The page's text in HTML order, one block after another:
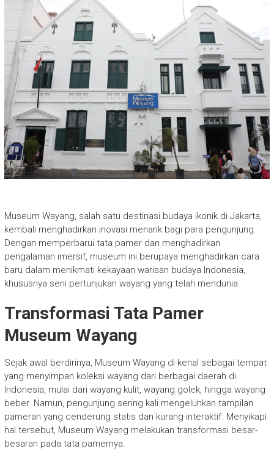
Museum Wayang, salah satu destinasi budaya ikonik di Jakarta,
kembali menghadirkan inovasi menarik bagi para pengunjung.
Dengan memperbarui tata pamer dan menghadirkan
pengalaman imersif, museum ini berupaya menghadirkan cara
baru dalam menikmati kekayaan warisan budaya Indonesia,
khususnya seni pertunjukan wayang yang telah mendunia.
Transformasi Tata Pamer
Museum Wayang
Sejak awal berdirinya, Museum Wayang di kenal sebagai tempat
yang menyimpan koleksi wayang dari berbagai daerah di
Indonesia, mulai dari wayang kulit, wayang golek, hingga wayang
beber. Namun, pengunjung sering kali mengeluhkan tampilan
pameran yang cenderung statis dan kurang interaktif. Menyikapi
hal tersebut, Museum Wayang melakukan transformasi besar-
besaran pada tata pamernya.